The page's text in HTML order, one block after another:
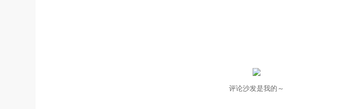
评论沙发是我的～